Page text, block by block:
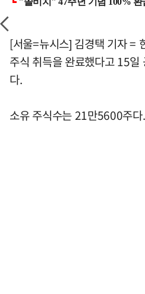
[서울=뉴시스] 김경택 기자 =
주식 취득을 완료했다고 15
다.
소유 주식수는 21만5600주다.